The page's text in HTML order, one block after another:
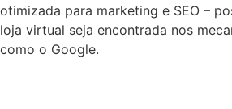
otimizada para marketing e SEO –
loja virtual seja encontrada nos
como o Google.